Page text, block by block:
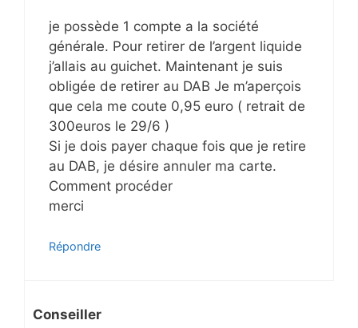
je possède 1 compte a la société
générale. Pour retirer de l’argent liquide
j’allais au guichet. Maintenant je suis
obligée de retirer au DAB Je m’aperçois
que cela me coute 0,95 euro ( retrait de
300euros le 29/6 )
Si je dois payer chaque fois que je retire
au DAB, je désire annuler ma carte.
Comment procéder
merci
Répondre
Conseiller